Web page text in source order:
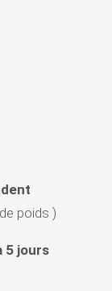
poids )
5 jours